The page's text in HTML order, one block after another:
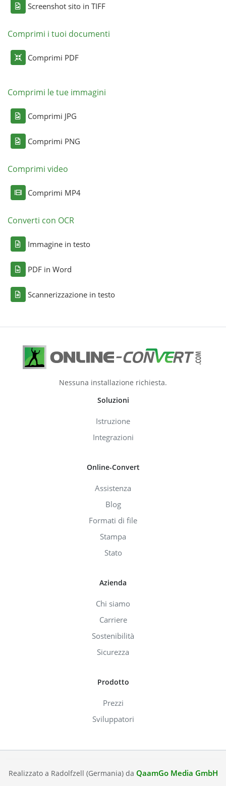
Screenshot sito in TIFF
Comprimi i tuoi documenti
Comprimi PDF
Comprimi le tue immagini
Comprimi JPG
Comprimi PNG
Comprimi video
Comprimi MP4
Converti con OCR
Immagine in testo
PDF in Word
Scannerizzazione in testo
Nessuna installazione richiesta.
Soluzioni
Istruzione
Integrazioni
Online-Convert
Assistenza
Blog
Formati di file
Stampa
Stato
Azienda
Chi siamo
Carriere
Sostenibilità
Sicurezza
Prodotto
Prezzi
Sviluppatori
Realizzato a Radolfzell (Germania) da QaamGo Media GmbH